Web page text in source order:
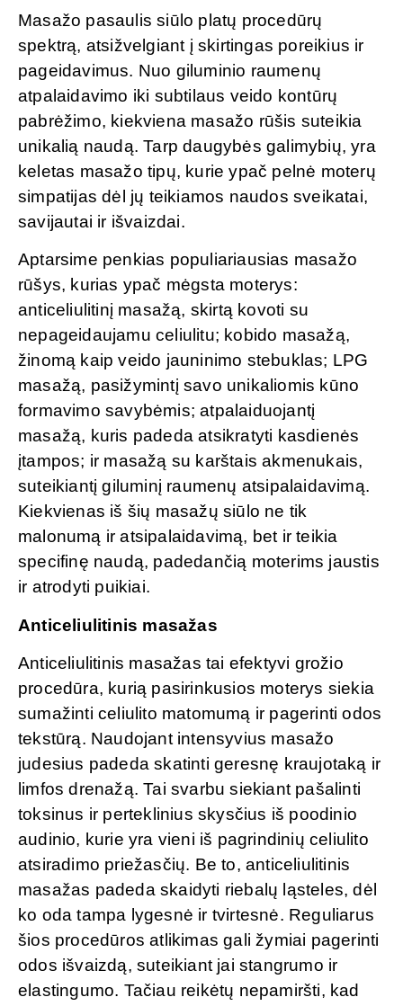
Masažo pasaulis siūlo platų procedūrų
spektrą, atsižvelgiant į skirtingas poreikius ir
pageidavimus. Nuo giluminio raumenų
atpalaidavimo iki subtilaus veido kontūrų
pabrėžimo, kiekviena masažo rūšis suteikia
unikalią naudą. Tarp daugybės galimybių, yra
keletas masažo tipų, kurie ypač pelnė moterų
simpatijas dėl jų teikiamos naudos sveikatai,
savijautai ir išvaizdai.
Aptarsime penkias populiariausias masažo
rūšys, kurias ypač mėgsta moterys:
anticeliulitinį masažą, skirtą kovoti su
nepageidaujamu celiulitu; kobido masažą,
žinomą kaip veido jauninimo stebuklas; LPG
masažą, pasižymintį savo unikaliomis kūno
formavimo savybėmis; atpalaiduojantį
masažą, kuris padeda atsikratyti kasdienės
įtampos; ir masažą su karštais akmenukais,
suteikiantį giluminį raumenų atsipalaidavimą.
Kiekvienas iš šių masažų siūlo ne tik
malonumą ir atsipalaidavimą, bet ir teikia
specifinę naudą, padedančią moterims jaustis
ir atrodyti puikiai.
Anticeliulitinis masažas
Anticeliulitinis masažas tai efektyvi grožio
procedūra, kurią pasirinkusios moterys siekia
sumažinti celiulito matomumą ir pagerinti odos
tekstūrą. Naudojant intensyvius masažo
judesius padeda skatinti geresnę kraujotaką ir
limfos drenažą. Tai svarbu siekiant pašalinti
toksinus ir perteklinius skysčius iš poodinio
audinio, kurie yra vieni iš pagrindinių celiulito
atsiradimo priežasčių. Be to, anticeliulitinis
masažas padeda skaidyti riebalų ląsteles, dėl
ko oda tampa lygesnė ir tvirtesnė. Reguliarus
šios procedūros atlikimas gali žymiai pagerinti
odos išvaizdą, suteikiant jai stangrumo ir
elastingumo. Tačiau reikėtų nepamiršti, kad